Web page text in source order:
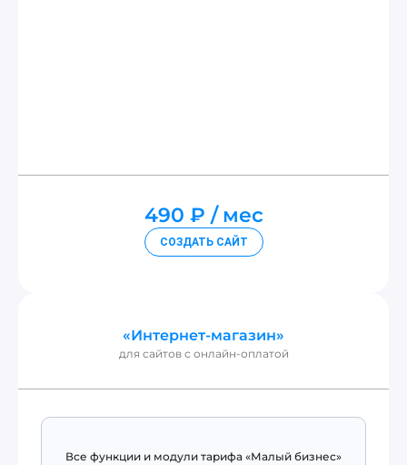
490 ₽ мес
СОЗДАТЬ САЙТ
«Интернет-магазин»
для сайтов с онлайн-оплатой
Все функции и модули тарифа «Малый бизнес»